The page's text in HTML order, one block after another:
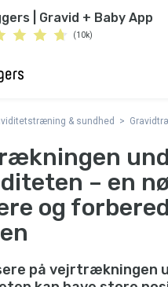
| Gravid + Baby App
(10k)
& sundhed
– en
og
på vejrtrækningen